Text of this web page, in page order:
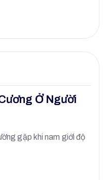
Ở Người
gặp khi nam giới độ